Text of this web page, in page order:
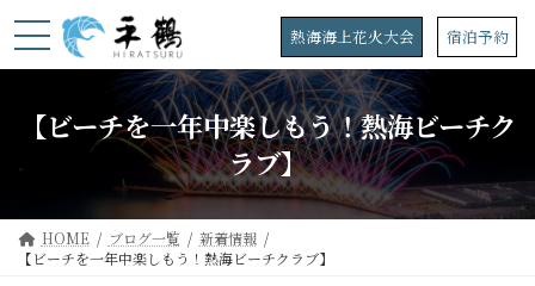
ン
プ
ビ
動
熱海海上花火大会 宿泊予約
【ビーチを一年中楽しもう！熱海ビーチク
ラブ】
HOME ブログ一覧
新着情報
【ビーチを一年中楽しもう！熱海ビーチクラブ】